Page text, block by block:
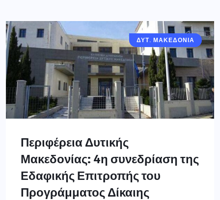
ΔΥΤ. ΜΑΚΕΔΟΝΙΑ
Περιφέρεια Δυτικής
Μακεδονίας: 4η συνεδρίαση της
Εδαφικής Επιτροπής του
Προγράμματος Δίκαιης